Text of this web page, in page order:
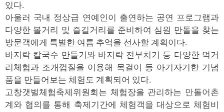
있다.
아울러 국내 정상급 연예인이 출연하는 공연 프로그램과
다양한 볼거리 및 즐길거리를 준비하여 심원 만돌을 찾는
방문객에게 특별한 여름 추억을 선사할 계획이다.
바지락 칼국수 만들기와 바지락 전부치기 등 다양한 먹거
리체험과 조개껍질을 이용해 목걸이 등 아기자기한 기념
품을 만들어보는 체험도 계획되어 있다.
고창갯벌체험축제위원회는 체험장을 관리하는 만돌어촌
계와 협의를 통해 축제기간에 체험객을 대상으로 체험비